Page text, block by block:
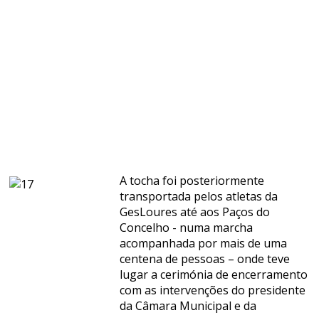
A tocha foi posteriormente
transportada pelos atletas da
GesLoures até aos Paços do
Concelho - numa marcha
acompanhada por mais de uma
centena de pessoas – onde teve
lugar a cerimónia de encerramento
com as intervenções do presidente
da Câmara Municipal e da